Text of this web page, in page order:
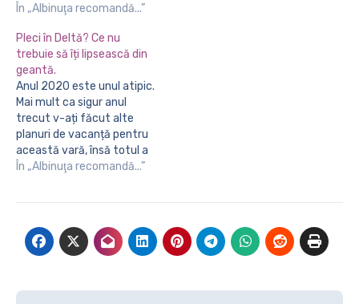
În „Albinuţa recomandă...”
Pleci în Deltă? Ce nu
trebuie să îți lipsească din
geantă.
Anul 2020 este unul atipic.
Mai mult ca sigur anul
trecut v-ați făcut alte
planuri de vacanță pentru
această vară, însă totul a
fost dat peste cap. Mai
evenim la normal, nimic nu
va mai fi la fel.…
În „Albinuţa recomandă...”